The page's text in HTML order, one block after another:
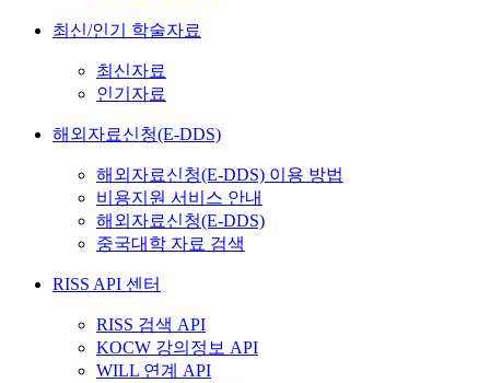
최신/인기 학술자료
최신자료
인기자료
해외자료신청(E-DDS)
해외자료신청(E-DDS) 이용 방법
비용지원 서비스 안내
해외자료신청(E-DDS)
중국대학 자료 검색
RISS API 센터
RISS 검색 API
KOCW 강의정보 API
WILL 연계 API